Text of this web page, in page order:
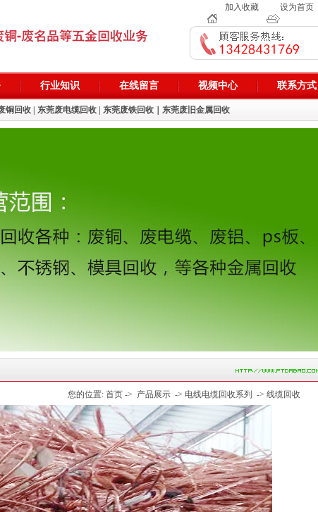
加入收藏 设为首页
行业知识 在线留言 视频中心 联系方式
铜回收 东莞废电缆回收 东莞废铁回收 东莞废旧金属回收
您的位置:首页 -> 产品展示 -> 电线电缆回收系列 ->线缆回收